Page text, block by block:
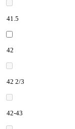
41.5
42
42 2/3
42-43